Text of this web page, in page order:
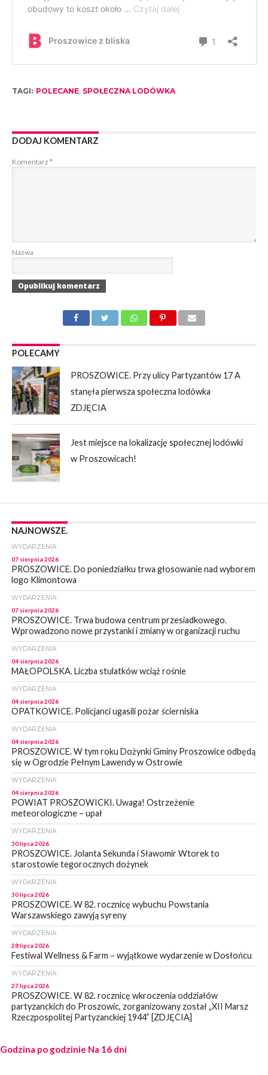
TAGI: POLECANE, SPOŁECZNA LODÓWKA
DODAJ KOMENTARZ
Komentarz *
Nazwa
POLECAMY
PROSZOWICE. Przy ulicy Partyzantów 17 A
stanęła pierwsza społeczna lodówka
ZDJĘCIA
Jest miejsce na lokalizację społecznej lodówki
w Proszowicach!
NAJNOWSZE.
WYDARZENIA
07 sierpnia 2026
PROSZOWICE. Do poniedziałku trwa głosowanie nad wyborem
logo Klimontowa
WYDARZENIA
07 sierpnia 2026
PROSZOWICE. Trwa budowa centrum przesiadkowego.
Wprowadzono nowe przystanki i zmiany w organizacji ruchu
WYDARZENIA
04 sierpnia 2026
MAŁOPOLSKA. Liczba stulatków wciąż rośnie
WYDARZENIA
04 sierpnia 2026
OPATKOWICE. Policjanci ugasili pożar ścierniska
WYDARZENIA
04 sierpnia 2026
PROSZOWICE. W tym roku Dożynki Gminy Proszowice odbędą
się w Ogrodzie Pełnym Lawendy w Ostrowie
WYDARZENIA
04 sierpnia 2026
POWIAT PROSZOWICKI. Uwaga! Ostrzeżenie
meteorologiczne – upał
WYDARZENIA
30 lipca 2026
PROSZOWICE. Jolanta Sekunda i Sławomir Wtorek to
starostowie tegorocznych dożynek
WYDARZENIA
30 lipca 2026
PROSZOWICE. W 82. rocznicę wybuchu Powstania
Warszawskiego zawyją syreny
WYDARZENIA
28 lipca 2026
Festiwal Wellness & Farm – wyjątkowe wydarzenie w Dosłońcu
WYDARZENIA
27 lipca 2026
PROSZOWICE. W 82. rocznicę wkroczenia oddziałów
partyzanckich do Proszowic, zorganizowany został „XII Marsz
Rzeczpospolitej Partyzanckiej 1944” [ZDJĘCIA]
27 lipca 2026
PROSZOWICE. Po burzy uszkodzone słupy enegeryczne.
Godzina po godzinie Na 16 dni